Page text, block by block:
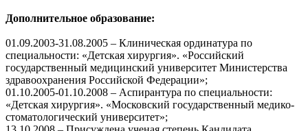
Дополнительное образование:
01.09.2003-31.08.2005 – Клиническая ординатура по
специальности: «Детская хирургия». «Российский
государственный медицинский университет Министерства
здравоохранения Российской Федерации»;
01.10.2005-01.10.2008 – Аспирантура по специальности:
«Детская хирургия». «Московский государственный медико-
стоматологический университет»;